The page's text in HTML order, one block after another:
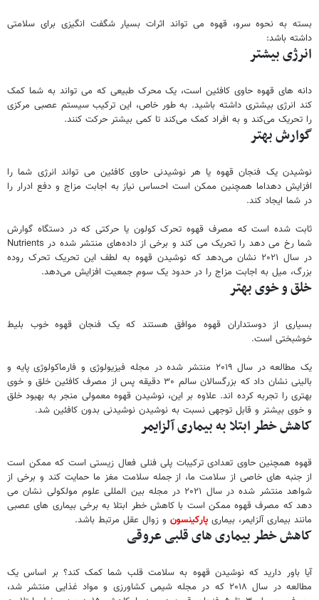
بسته به نحوه سرو، قهوه می تواند اثرات بسیار شگفت انگیزی برای سلامتی
داشته باشد:
انرژی بیشتر
دانه های قهوه حاوی کافئین است، یک محرک طبیعی که می تواند به شما کمک
کند انرژی بیشتری داشته باشید. به طور خاص، این ترکیب سیستم عصبی مرکزی
را تحریک می‌کند و به افراد کمک می‌کند تا کمی بیشتر حرکت کنند.
گوارش بهتر
نوشیدن یک فنجان قهوه یا هر نوشیدنی حاوی کافئین می تواند انرژی شما را
افزایش دهداما همچنین ممکن است احساس نیاز به اجابت مزاج و دفع ادرار را
در شما ایجاد کند.
ثابت شده است که مصرف قهوه تحرک کولون یا حرکتی که در دستگاه گوارش
شما رخ می دهد را تحریک می کند و برخی از داده‌های منتشر شده در Nutrients
در سال ۲۰۲۱ نشان می‌دهد که نوشیدن قهوه به لطف این تحریک تحرک روده
بزرگ، میل به اجابت مزاج را در حدود یک سوم جمعیت افزایش می‌دهد.
خلق و خوی بهتر
بسیاری از دوستداران قهوه موافق هستند که یک فنجان قهوه خوب بلیط
خوشبختی است.
یک مطالعه در سال ۲۰۱۹ منتشر شده در مجله فیزیولوژی و فارماکولوژی پایه و
بالینی نشان داد که بزرگسالان سالم ۳۰ دقیقه پس از مصرف کافئین خلق و خوی
بهتری را تجربه کرده اند. علاوه بر این، نوشیدن قهوه معمولی منجر به بهبود خلق
و خوی بیشتر و قابل توجهی نسبت به نوشیدن نوشیدنی بدون کافئین شد.
کاهش خطر ابتلا به بیماری آلزایمر
قهوه همچنین حاوی تعدادی ترکیبات پلی فنلی فعال زیستی است که ممکن است
از جنبه های خاصی از سلامت ما، از جمله سلامت مغز ما حمایت کند و برخی از
شواهد منتشر شده در سال ۲۰۲۱ در مجله بین المللی علوم مولکولی نشان می
دهد که مصرف قهوه ممکن است با کاهش خطر ابتلا به برخی بیماری های عصبی
مانند بیماری آلزایمر، بیماری پارکینسون و زوال عقل مرتبط باشد.
کاهش خطر بیماری های قلبی عروقی
آیا باور دارید که نوشیدن قهوه به سلامت قلب شما کمک کند؟ بر اساس یک
مطالعه در سال ۲۰۱۸ که در مجله شیمی کشاورزی و مواد غذایی منتشر شد،